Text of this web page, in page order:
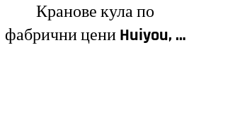
Кранове кула по
фабрични цени Huiyou, 4